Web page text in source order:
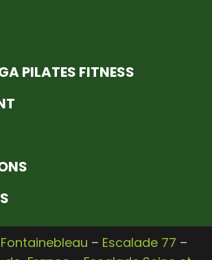
PILATES FITNESS
– Escalade 77 –